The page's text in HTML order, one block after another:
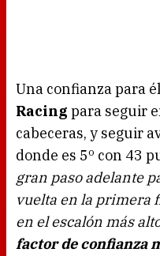
Una confianza para
Racing para seguir
cabeceras, y seguir
donde es 5º con 43
gran paso adelante
vuelta en la primera
en el escalón más
factor de confianza